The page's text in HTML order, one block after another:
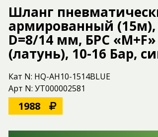
Шланг
армированный (15м),
D=8/14 мм, БРС «M+F»
(латунь), 10-16 Бар,
Кат N: HQ-AH10-1514BLUE
Арт N: УТ000002581
1988